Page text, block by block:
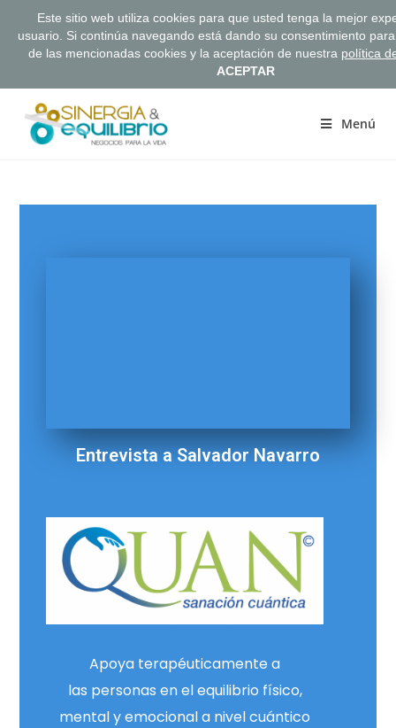
Menú
Entrevista a Salvador Navarro
Apoya terapéuticamente a
las personas en el equilibrio físico,
mental y emocional a nivel cuántico
Este sitio web utiliza cookies para que usted tenga la mejor
usuario. Si continúa navegando está dando su consentimiento
de las mencionadas cookies y la aceptación de nuestra política
ACEPTAR